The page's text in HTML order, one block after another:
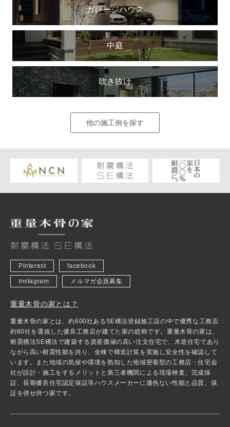
ガレージハウス
中庭
吹き抜け
他の施工例を探す
Pinterest facebook
Instagram メルマガ会員募集
重量木骨の家とは？
重量木骨の家とは、約600社あるSE構法登録施工店の中で優秀な工務店
約60社を選抜した優良工務店が建てた家の総称です。重量木骨の家は、
耐震構法SE構法で建築する資産価値の高い注文住宅で、木造住宅であり
ながら高い耐震性能を誇り、全棟で構造計算を実施し安全性を確認して
います。また地域の気候や環境を熟知した地域密着型の工務店・住宅会
社が設計・施工をするメリットと第三者機関による現場検査、完成保
証、長期優良住宅認定保証等ハウスメーカーに遜色ない性能と品質、保
証を併せ持つ家です。